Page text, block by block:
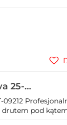
25-
pod kątem